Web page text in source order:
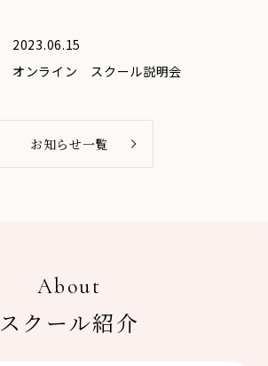
2023.06.15
オンライン スクール説明会
お知らせ一覧
About
スクール紹介